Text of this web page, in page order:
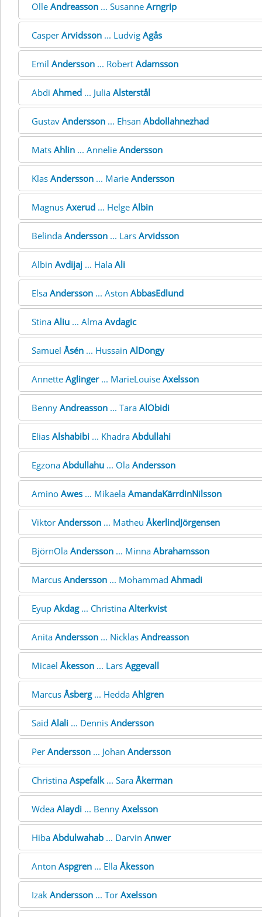
Olle Andreasson ... Susanne Arngrip
Casper Arvidsson ... Ludvig Agås
Emil Andersson ... Robert Adamsson
Abdi Ahmed ... Julia Alsterstål
Gustav Andersson ... Ehsan Abdollahnezhad
Mats Ahlin ... Annelie Andersson
Klas Andersson ... Marie Andersson
Magnus Axerud ... Helge Albin
Belinda Andersson ... Lars Arvidsson
Albin Avdijaj ... Hala Ali
Elsa Andersson ... Aston AbbasEdlund
Stina Aliu ... Alma Avdagic
Samuel Åsén ... Hussain AlDongy
Annette Aglinger... MarieLouise Axelsson
Benny Andreasson ... Tara AlObidi
Elias Alshabibi ... Khadra Abdullahi
Egzona Abdullahu ... Ola Andersson
Amino Awes ... Mikaela AmandaKärrdinNilsson
Viktor Andersson ... Matheu ÅkerlindJörgensen
BjörnOla Andersson ... Minna Abrahamsson
Marcus Andersson ... Mohammad Ahmadi
Eyup Akdag... Christina Alterkvist
Anita Andersson ... Nicklas Andreasson
Micael Åkesson ... Lars Aggevall
Marcus Åsberg... Hedda Ahlgren
Said Alali ... Dennis Andersson
Per Andersson ... Johan Andersson
Christina Aspefalk... Sara Åkerman
Wdea Alaydi ... Benny Axelsson
Hiba Abdulwahab ... Darvin Anwer
Anton Aspgren ... Ella Åkesson
Izak Andersson ... Tor Axelsson